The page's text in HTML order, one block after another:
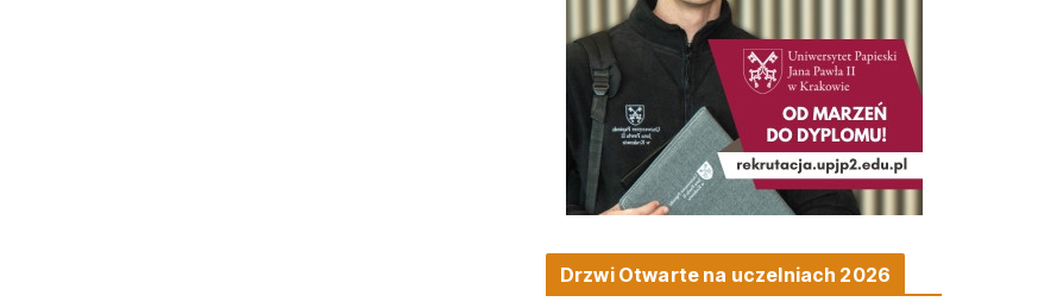
Drzwi Otwarte na uczelniach 2026